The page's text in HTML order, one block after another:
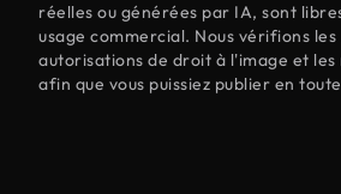
réelles ou générées par IA, sont
usage commercial. Nous vérifions les
autorisations de droit à l'image et les
afin que vous puissiez publier en